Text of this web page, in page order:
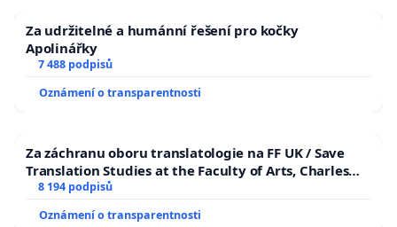
Za udržitelné a humánní řešení pro kočky
Apolinářky
7 488 podpisů
Oznámení o transparentnosti
Za záchranu oboru translatologie na FF UK / Save
Translation Studies at the Faculty of Arts, Charles
University
8 194 podpisů
Oznámení o transparentnosti